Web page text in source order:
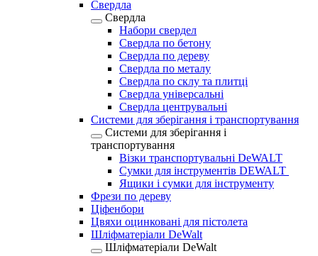
Свердла
Свердла
Набори свердел
Свердла по бетону
Свердла по дереву
Свердла по металу
Свердла по склу та плитці
Свердла універсальні
Свердла центрувальні
Системи для зберігання і транспортування
Системи для зберігання і
транспортування
Візки транспортувальні DeWALT
Сумки для інструментів DEWALT
Ящики і сумки для інструменту
Фрези по дереву
Ціфенбори
Цвяхи оцинковані для пістолета
Шліфматеріали DeWalt
Шліфматеріали DeWalt